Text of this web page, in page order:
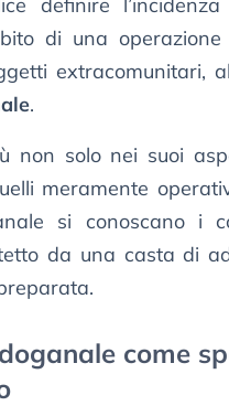
di una
extracomunitari,
.
non solo nei suoi
meramente
si conoscano i
da una casta di
come